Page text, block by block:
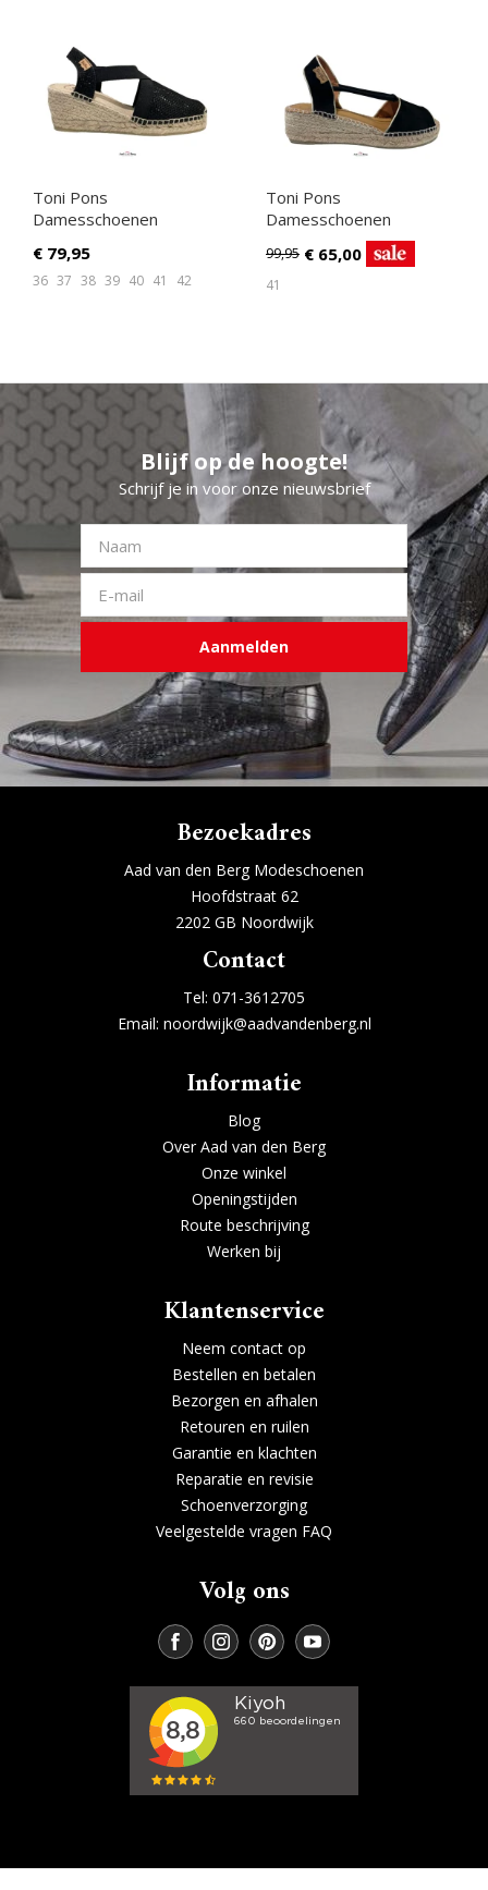
Toni Pons
Damesschoenen
€ 79,95
36 37 38 39 40 41 42
Toni Pons
Damesschoenen
Sandalen zwart
99,95 € 65,00
41
Blijf op de hoogte!
Schrijf je in voor onze nieuwsbrief
Aanmelden
Bezoekadres
Aad van den Berg Modeschoenen
Hoofdstraat 62
2202 GB Noordwijk
Contact
Tel: 071-3612705
Email: noordwijk@aadvandenberg.nl
Informatie
Blog
Over Aad van den Berg
Onze winkel
Openingstijden
Route beschrijving
Werken bij
Klantenservice
Neem contact op
Bestellen en betalen
Bezorgen en afhalen
Retouren en ruilen
Garantie en klachten
Reparatie en revisie
Schoenverzorging
Veelgestelde vragen FAQ
Volg ons